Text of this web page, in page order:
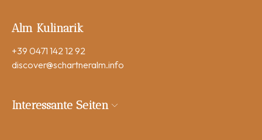
Alm Kulinarik
+39 0471 142 12 92
discover@schartneralm.info
Interessante Seiten